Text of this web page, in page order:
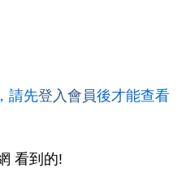
請先登入會員後才能查看
看到的!